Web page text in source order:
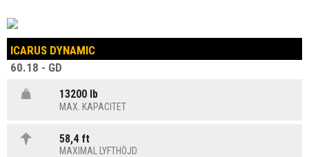
ICARUS DYNAMIC
60.18 - GD
13200 lb
MAX. KAPACITET
58,4 ft
MAXIMAL LYFTHÖJD